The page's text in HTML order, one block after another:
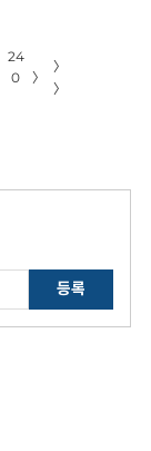
24
0
〉
〉
〉
등록